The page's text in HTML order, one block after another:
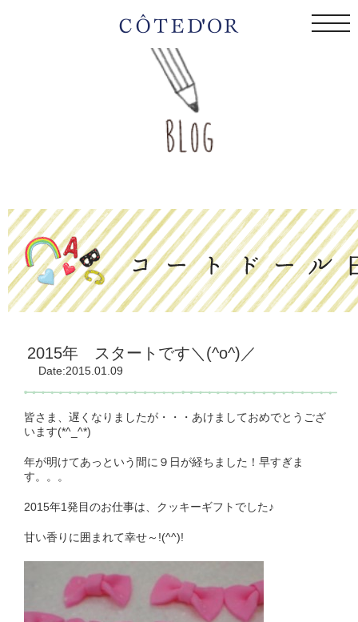
2015年 スタートです＼(^o^)／
Date:2015.01.09
皆さま、遅くなりましたが・・・あけましておめでとうござ
います(*^_^*)
年が明けてあっという間に９日が経ちました！早すぎま
す。。。
2015年1発目のお仕事は、クッキーギフトでした♪
甘い香りに囲まれて幸せ～!(^^)!